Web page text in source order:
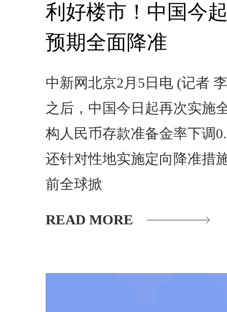
利好楼市！中国今
预期全面降准
中新网北京2月5日电 (记者
之后，中国今日起再次实施
构人民币存款准备金率下调
还针对性地实施定向降准措
前全球掀
READ MORE